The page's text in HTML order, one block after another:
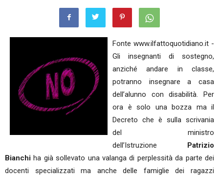
Fonte www.ilfattoquotidiano.it -
Gli insegnanti di sostegno,
anziché andare in classe,
potranno insegnare a casa
dell’alunno con disabilità. Per
ora è solo una bozza ma il
Decreto che è sulla scrivania
del ministro
dell’Istruzione Patrizio
Bianchi ha già sollevato una valanga di perplessità da parte dei
docenti specializzati ma anche delle famiglie dei ragazzi